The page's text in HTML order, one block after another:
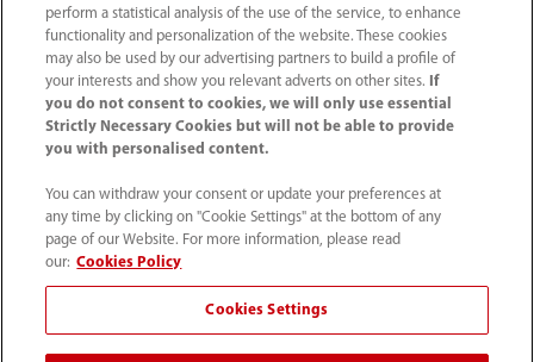
52 55 5661 9450
Condiciones de uso｜ Mapa del sitio ｜ Aviso cookies
Aviso de privacidad
Contáctenos
Mindray Headquarters, Mindray Building, Keji 12th Road
perform a statistical analysis of the use of the service, to enhance
functionality and personalization of the website. These cookies
may also be used by our advertising partners to build a profile of
your interests and show you relevant adverts on other sites.
If
you do not consent to cookies, we will only use essential
Strictly Necessary Cookies but will not be able to provide
you with personalised content.
You can withdraw your consent or update your preferences at
any time by clicking on "Cookie Settings" at the bottom of any
page of our Website. For more information, please read
our: Cookies Policy
Cookies Settings